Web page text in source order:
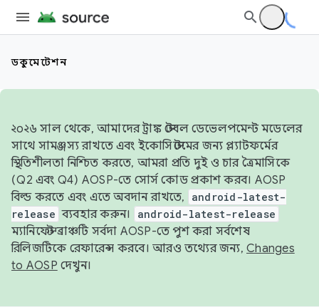
ডকুমেন্টেশন
২০২৬ সাল থেকে, আমাদের ট্রাঙ্ক স্টেবল ডেভেলপমেন্ট মডেলের
সাথে সামঞ্জস্য রাখতে এবং ইকোসিস্টেমের জন্য প্ল্যাটফর্মের
স্থিতিশীলতা নিশ্চিত করতে, আমরা প্রতি দুই ও চার ত্রৈমাসিকে
(Q2 এবং Q4) AOSP-তে সোর্স কোড প্রকাশ করব। AOSP
বিল্ড করতে এবং এতে অবদান রাখতে,
android-latest-
release ব্যবহার করুন। android-latest-release
ম্যানিফেস্ট ব্রাঞ্চটি সর্বদা AOSP-তে পুশ করা সর্বশেষ
রিলিজটিকে রেফারেন্স করবে। আরও তথ্যের জন্য, Changes
to AOSP দেখুন।